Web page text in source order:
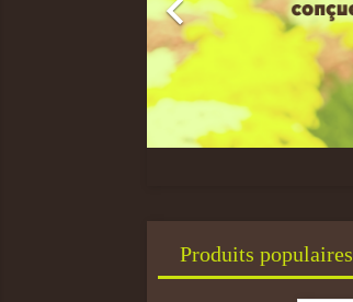

Produits populaires